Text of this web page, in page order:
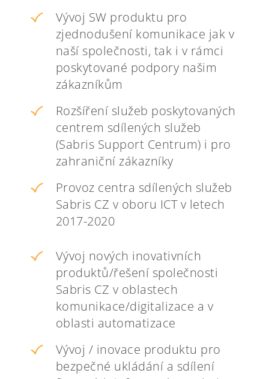
Vývoj SW produktu pro
zjednodušení komunikace jak v
naší společnosti, tak i v rámci
poskytované podpory našim
zákazníkům
Rozšíření služeb poskytovaných
centrem sdílených služeb
(Sabris Support Centrum) i pro
zahraniční zákazníky
Provoz centra sdílených služeb
Sabris CZ v oboru ICT v letech
2017-2020
Vývoj nových inovativních
produktů/řešení společnosti
Sabris CZ v oblastech
komunikace/digitalizace a v
oblasti automatizace
Vývoj / inovace produktu pro
bezpečné ukládání a sdílení